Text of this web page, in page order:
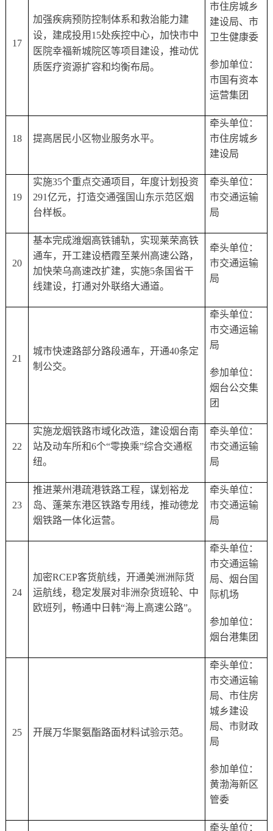
17
加强疾病预防控制体系和救治能力建
设，建成投用 15处疾控中心，加快市中
医院幸福新城院区等项目建设，推动优
质医疗资源扩容和均衡布局。
市住房城乡
建设局、市
卫生健康委
参加单位：
市国有资本
运营集团
18 提高居民小区物业服务水平。
牵头单位：
市住房城乡
建设局
19
实施35个重点交通项目，年度计划投资
291亿元，打造交通强国山东示范区烟
台样板。
牵头单位：
市交通运输
局
20
基本完成潍烟高铁铺轨，实现莱荣高铁
通车，开工建设栖霞至莱州高速公路，
加快荣乌高速改扩建，实施5条国省干
线建设，打通对外联络大通道。
牵头单位：
市交通运输
局
21
城市快速路部分路段通车，开通40条定
制公交。
牵头单位：
市交通运输
局
参加单位：
烟台公交集
团
22
实施龙烟铁路市域化改造，建设烟台南
站及动车所和6个“零换乘”综合交通枢
纽。
牵头单位：
市交通运输
局
23
推进莱州港疏港铁路工程，谋划裕龙
岛、蓬莱东港区铁路专用线，推动德龙
烟铁路一体化运营。
牵头单位：
市交通运输
局
24
加密RCEP客货航线，开通美洲洲际货
运航线，稳定发展对非洲杂货班轮、中
欧班列，畅通中日韩“海上高速公路”。
牵头单位：
市交通运输
局、烟台国
际机场
参加单位：
烟台港集团
25 开展万华聚氨酯路面材料试验示范。
牵头单位：
市交通运输
局、市住房
城乡建设
局、市财政
局
参加单位：
黄渤海新区
管委
牵头单位：